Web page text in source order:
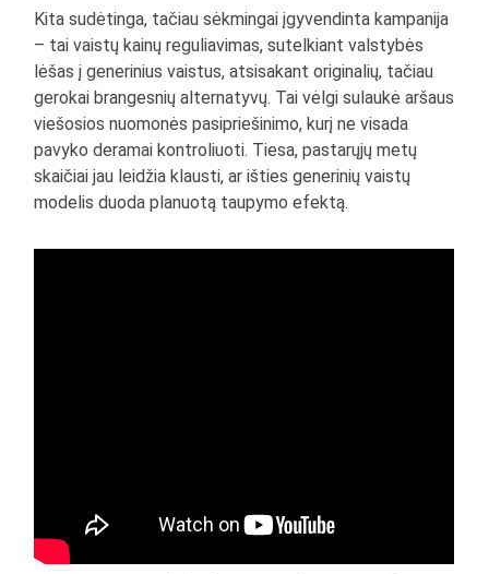
Kita sudėtinga, tačiau sėkmingai įgyvendinta kampanija
– tai vaistų kainų reguliavimas, sutelkiant valstybės
lėšas į generinius vaistus, atsisakant originalių, tačiau
gerokai brangesnių alternatyvų. Tai vėlgi sulaukė aršaus
viešosios nuomonės pasipriešinimo, kurį ne visada
pavyko deramai kontroliuoti. Tiesa, pastarųjų metų
skaičiai jau leidžia klausti, ar išties generinių vaistų
modelis duoda planuotą taupymo efektą.